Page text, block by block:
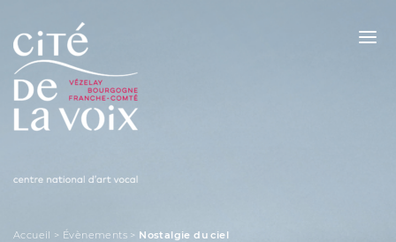
Skip
content
Accueil > Évènements > Nostalgie du ciel